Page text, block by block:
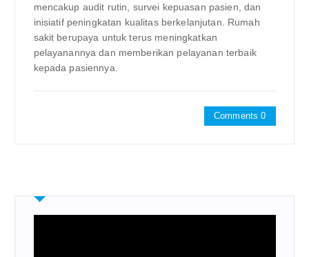
mencakup audit rutin, survei kepuasan pasien, dan
inisiatif peningkatan kualitas berkelanjutan. Rumah
sakit berupaya untuk terus meningkatkan
pelayanannya dan memberikan pelayanan terbaik
kepada pasiennya.
Comments 0